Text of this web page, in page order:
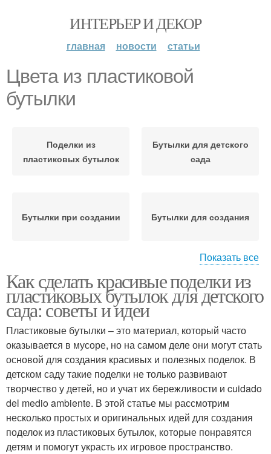
ИНТЕРЬЕР И ДЕКОР
главная новости статьи
Цвета из пластиковой
бутылки
Поделки из
пластиковых бутылок
Бутылки для детского
сада
Бутылки при создании Бутылки для создания
оформления
пластиковых бутылок
Бутылка в игрушку
Игры из пластиковых
бутылок
Цвета из пластиковых
бутылок
Бутылки на ножках
Показать все
Как сделать красивые поделки из
пластиковых бутылок для детского
сада: советы и идеи
Пластиковые бутылки – это материал, который часто
оказывается в мусоре, но на самом деле они могут стать
основой для создания красивых и полезных поделок. В
детском саду такие поделки не только развивают
творчество у детей, но и учат их бережливости и cuidado
del medio ambiente. В этой статье мы рассмотрим
несколько простых и оригинальных идей для создания
поделок из пластиковых бутылок, которые понравятся
детям и помогут украсть их игровое пространство.